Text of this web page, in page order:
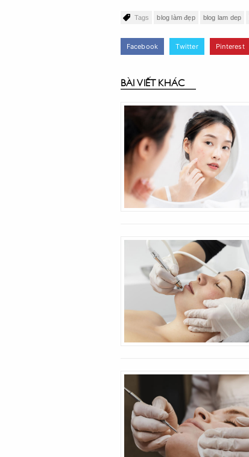
Tags blog làm đẹp blog lam dep
Facebook Twitter Pinterest
BÀI VIẾT KHÁC